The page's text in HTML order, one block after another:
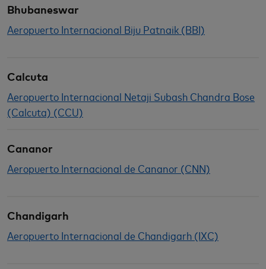
Bhubaneswar
Aeropuerto Internacional Biju Patnaik (BBI)
Calcuta
Aeropuerto Internacional Netaji Subash Chandra Bose
(Calcuta) (CCU)
Cananor
Aeropuerto Internacional de Cananor (CNN)
Chandigarh
Aeropuerto Internacional de Chandigarh (IXC)